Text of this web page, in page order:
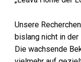
Unsere
bislang nicht in
Die wachsende